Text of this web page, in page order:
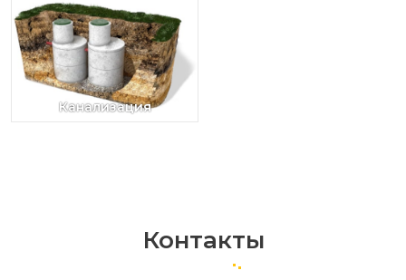
Канализация
Контакты